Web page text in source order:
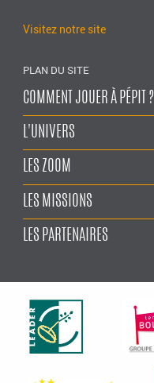
Visitez notre site
PLAN DU SITE
COMMENT JOUER À PÉPIT ?
L'UNIVERS
LES ZOOM
LES MISSIONS
LES PARTENAIRES